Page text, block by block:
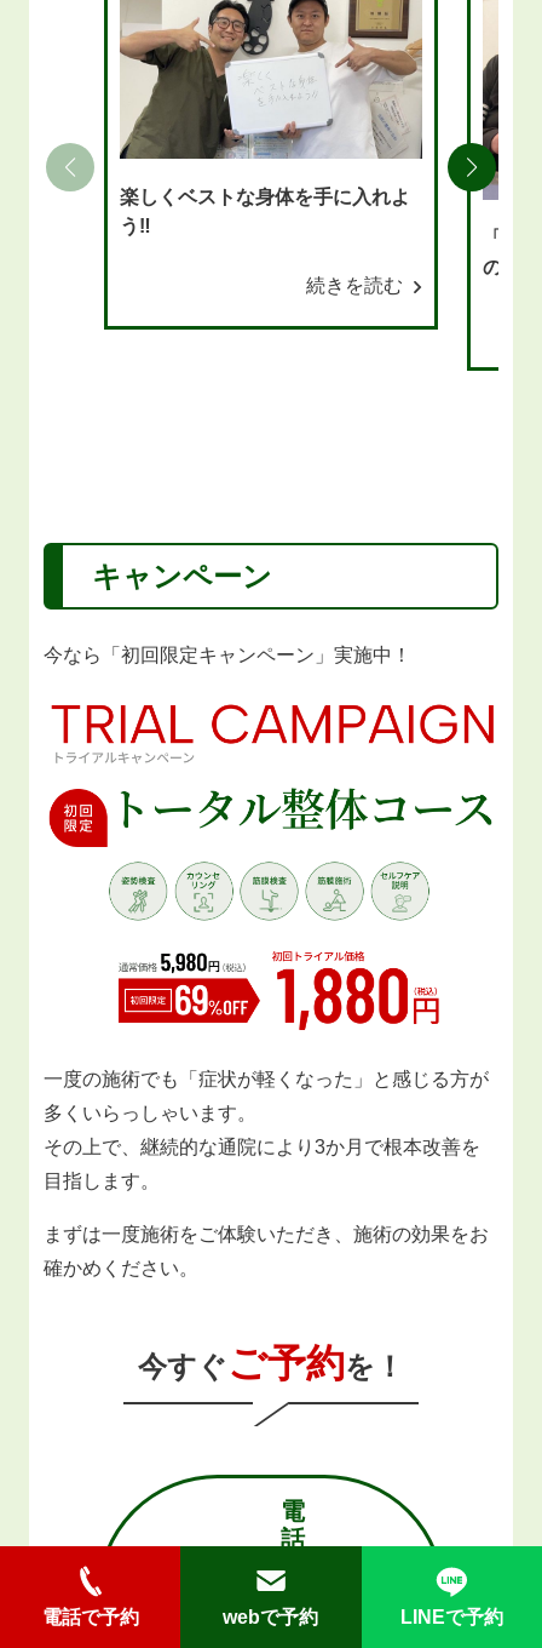
楽しくベストな身体を手に入れよ
う‼
続きを読む
「頭
の施
キャンペーン
今なら「初回限定キャンペーン」実施中！
一度の施術でも「症状が軽くなった」と感じる方が
多くいらっしゃいます。
その上で、継続的な通院により3か月で根本改善を
目指します。
まずは一度施術をご体験いただき、施術の効果をお
確かめください。
今すぐご予約を！
電
話
で
予
約
電話で予約 webで予約 LINEで予約